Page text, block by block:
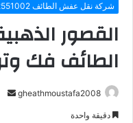
شركة نقل عفش الطائف 0542551002
القصور
الطائف فك وتركيب
gheathmoustafa2008
دقيقة واحدة